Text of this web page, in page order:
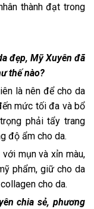
thành đạt trong
đẹp, Mỹ Xuyên đã
thế nào?
là nên để cho da
mức tối đa và bổ
phải tẩy trang
độ ẩm cho da.
mụn và xỉn màu,
phẩm, giữ cho da
cho da.
chia sẻ, phương